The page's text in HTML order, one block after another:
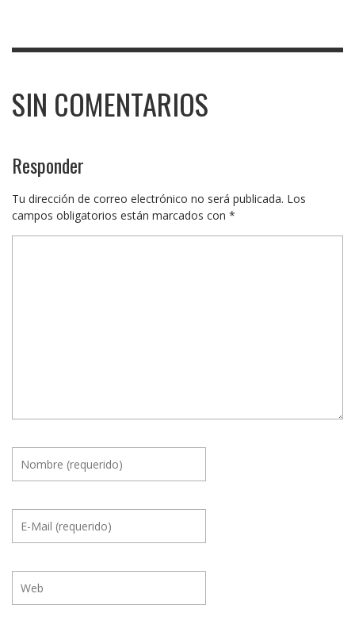
SIN COMENTARIOS
Responder
Tu dirección de correo electrónico no será publicada. Los
campos obligatorios están marcados con *